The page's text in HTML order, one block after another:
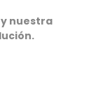
nuestra